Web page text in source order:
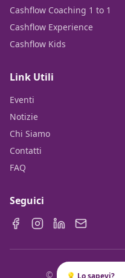
💡 Lo sapevi?
Cashflow Coaching 1 to 1
Cashflow Experience
Cashflow Kids
Link Utili
Eventi
Notizie
Chi Siamo
Contatti
FAQ
Seguici
© 2026 Cashflow